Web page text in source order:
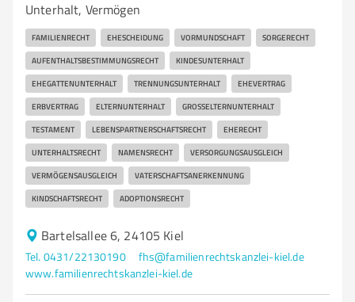
Unterhalt, Vermögen
FAMILIENRECHT EHESCHEIDUNG VORMUNDSCHAFT SORGERECHT
AUFENTHALTSBESTIMMUNGSRECHT KINDESUNTERHALT
EHEGATTENUNTERHALT TRENNUNGSUNTERHALT EHEVERTRAG
ERBVERTRAG ELTERNUNTERHALT GROSSELTERNUNTERHALT
TESTAMENT LEBENSPARTNERSCHAFTSRECHT EHERECHT
UNTERHALTSRECHT NAMENSRECHT VERSORGUNGSAUSGLEICH
VERMÖGENSAUSGLEICH VATERSCHAFTSANERKENNUNG
KINDSCHAFTSRECHT ADOPTIONSRECHT
Bartelsallee 6, 24105 Kiel
Tel. 0431/22130190
fhs@familienrechtskanzlei-kiel.de
www.familienrechtskanzlei-kiel.de